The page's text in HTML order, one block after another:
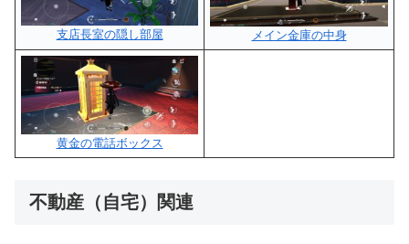
支店長室の隠し部屋 メイン金庫の中身
黄金の電話ボックス
不動産（自宅）関連